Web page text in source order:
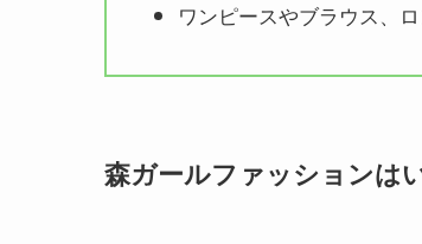
ワンピースやブラウス、
森ガールファッションは